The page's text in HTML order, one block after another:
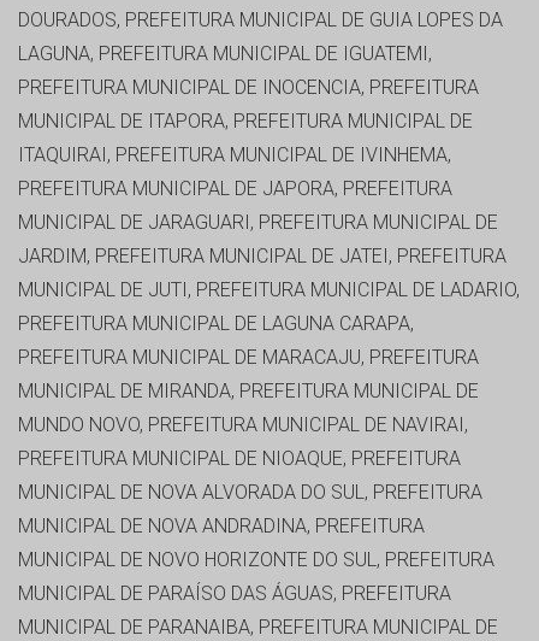
DOURADOS, PREFEITURA MUNICIPAL DE GUIA LOPES DA
LAGUNA, PREFEITURA MUNICIPAL DE IGUATEMI,
PREFEITURA MUNICIPAL DE INOCENCIA, PREFEITURA
MUNICIPAL DE ITAPORA, PREFEITURA MUNICIPAL DE
ITAQUIRAI, PREFEITURA MUNICIPAL DE IVINHEMA,
PREFEITURA MUNICIPAL DE JAPORA, PREFEITURA
MUNICIPAL DE JARAGUARI, PREFEITURA MUNICIPAL DE
JARDIM, PREFEITURA MUNICIPAL DE JATEI, PREFEITURA
MUNICIPAL DE JUTI, PREFEITURA MUNICIPAL DE LADARIO,
PREFEITURA MUNICIPAL DE LAGUNA CARAPA,
PREFEITURA MUNICIPAL DE MARACAJU, PREFEITURA
MUNICIPAL DE MIRANDA, PREFEITURA MUNICIPAL DE
MUNDO NOVO, PREFEITURA MUNICIPAL DE NAVIRAI,
PREFEITURA MUNICIPAL DE NIOAQUE, PREFEITURA
MUNICIPAL DE NOVA ALVORADA DO SUL, PREFEITURA
MUNICIPAL DE NOVA ANDRADINA, PREFEITURA
MUNICIPAL DE NOVO HORIZONTE DO SUL, PREFEITURA
MUNICIPAL DE PARAÍSO DAS ÁGUAS, PREFEITURA
MUNICIPAL DE PARANAIBA, PREFEITURA MUNICIPAL DE